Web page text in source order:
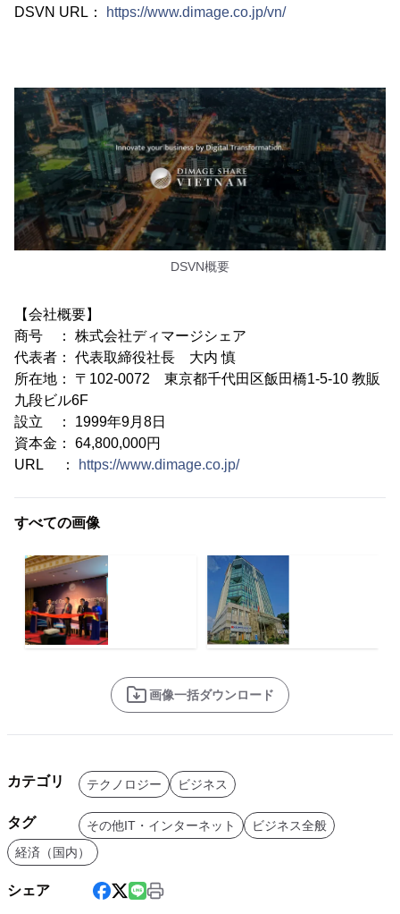
DSVN URL： https://www.dimage.co.jp/vn/
DSVN概要
【会社概要】
商号 ： 株式会社ディマージシェア
代表者： 代表取締役社長 大内 慎
所在地： 〒102-0072 東京都千代田区飯田橋1-5-10 教販
九段ビル6F
設立 ： 1999年9月8日
資本金： 64,800,000円
URL ：
https://www.dimage.co.jp/
すべての画像
画像一括ダウンロード
カテゴリ テクノロジー ビジネス
タグ その他IT・インターネット
ビジネス全般
経済（国内）
シェア